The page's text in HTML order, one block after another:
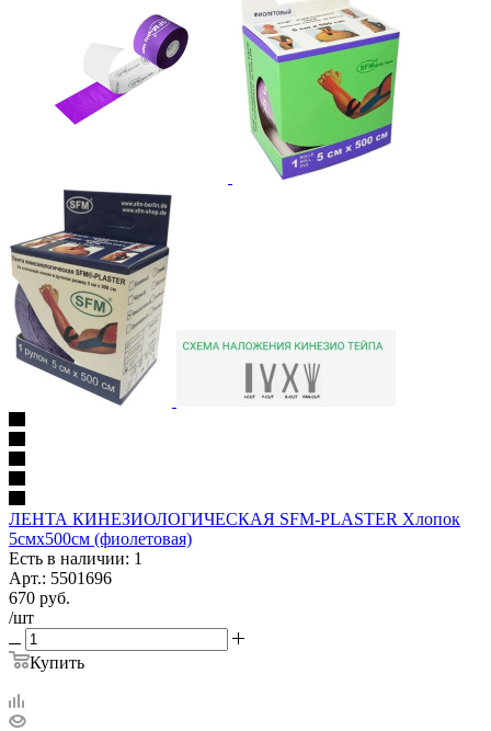
ЛЕНТА КИНЕЗИОЛОГИЧЕСКАЯ SFM-PLASTER Хлопок
5смх500см (фиолетовая)
Есть в наличии: 1
Арт.: 5501696
670 руб.
/шт
Купить